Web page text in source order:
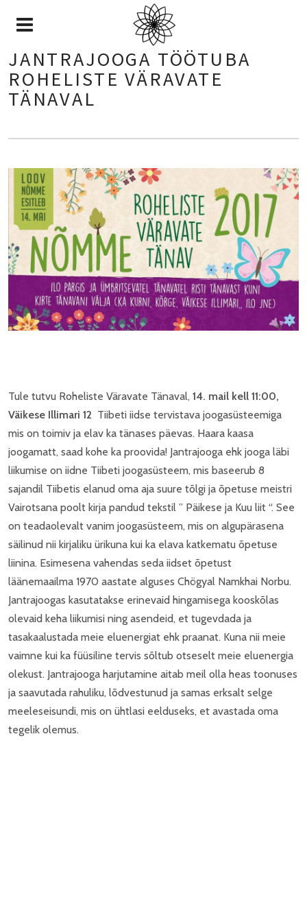
JANTRAJOOGA TÖÖTUBA
ROHELISTE VÄRAVATE
TÄNAVAL
Tule tutvu Roheliste Väravate Tänaval, 14. mail kell 11:00,
Väikese Illimari 12 Tiibeti iidse tervistava joogasüsteemiga
mis on toimiv ja elav ka tänases päevas. Haara kaasa
joogamatt, saad kohe ka proovida! Jantrajooga ehk jooga läbi
liikumise on iidne Tiibeti joogasüsteem, mis baseerub 8
sajandil Tiibetis elanud oma aja suure tõlgi ja õpetuse meistri
Vairotsana poolt kirja pandud tekstil ” Päikese ja Kuu liit “. See
on teadaolevalt vanim joogasüsteem, mis on algupärasena
säilinud nii kirjaliku ürikuna kui ka elava katkematu õpetuse
liinina. Esimesena vahendas seda iidset õpetust
läänemaailma 1970 aastate alguses Chögyal Namkhai Norbu.
Jantrajoogas kasutatakse erinevaid hingamisega kooskõlas
olevaid keha liikumisi ning asendeid, et tugevdada ja
tasakaalustada meie eluenergiat ehk praanat. Kuna nii meie
vaimne kui ka füüsiline tervis sõltub otseselt meie eluenergia
olekust. Jantrajooga harjutamine aitab meil olla heas toonuses
ja saavutada rahuliku, lõdvestunud ja samas erksalt selge
meeleseisundi, mis on ühtlasi eelduseks, et avastada oma
tegelik olemus.